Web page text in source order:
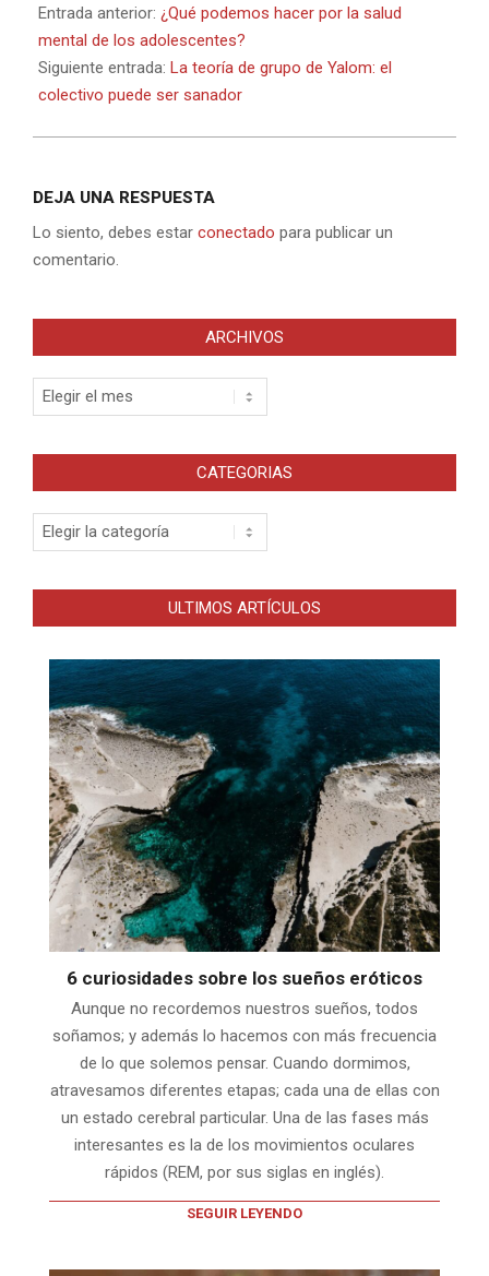
10-
06
Entrada anterior: ¿Qué podemos hacer por la salud
mental de los adolescentes?
Siguiente entrada: La teoría de grupo de Yalom: el
colectivo puede ser sanador
DEJA UNA RESPUESTA
Lo siento, debes estar conectado para publicar un
comentario.
ARCHIVOS
Archivos
CATEGORIAS
Categorias
ULTIMOS ARTÍCULOS
6 curiosidades sobre los sueños eróticos
Aunque no recordemos nuestros sueños, todos
soñamos; y además lo hacemos con más frecuencia
de lo que solemos pensar. Cuando dormimos,
atravesamos diferentes etapas; cada una de ellas con
un estado cerebral particular. Una de las fases más
interesantes es la de los movimientos oculares
rápidos (REM, por sus siglas en inglés).
SEGUIR LEYENDO